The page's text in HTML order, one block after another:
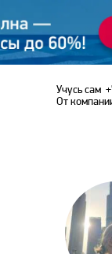
Учусь сам
От